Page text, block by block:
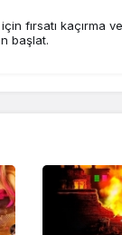
fırsatı kaçırma ve
başlat.